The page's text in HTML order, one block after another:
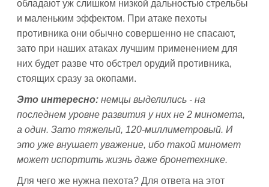
обладают уж слишком низкой дальностью стрельбы
и маленьким эффектом. При атаке пехоты
противника они обычно совершенно не спасают,
зато при наших атаках лучшим применением для
них будет разве что обстрел орудий противника,
стоящих сразу за окопами.
Это интересно: немцы выделились - на
последнем уровне развития у них не 2 миномета,
а один. Зато тяжелый, 120-миллиметровый. И
это уже внушает уважение, ибо такой миномет
может испортить жизнь даже бронетехнике.
Для чего же нужна пехота? Для ответа на этот